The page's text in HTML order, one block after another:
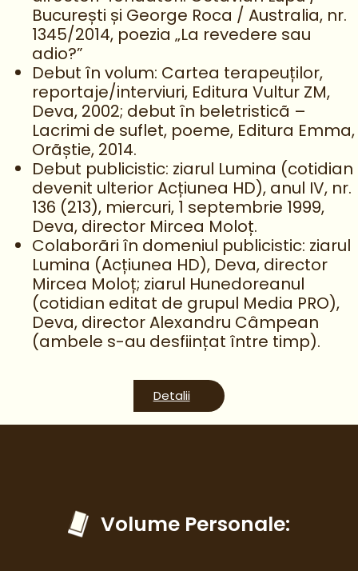
București și George Roca / Australia, nr.
1345/2014, poezia „La revedere sau
adio?”
Debut în volum: Cartea terapeuților,
reportaje/interviuri, Editura Vultur ZM,
Deva, 2002; debut în beletristicã –
Lacrimi de suflet, poeme, Editura Emma,
Orãștie, 2014.
Debut publicistic: ziarul Lumina (cotidian
devenit ulterior Acțiunea HD), anul IV, nr.
136 (213), miercuri, 1 septembrie 1999,
Deva, director Mircea Moloț.
Colaborãri în domeniul publicistic: ziarul
Lumina (Acțiunea HD), Deva, director
Mircea Moloț; ziarul Hunedoreanul
(cotidian editat de grupul Media PRO),
Deva, director Alexandru Câmpean
(ambele s-au desființat între timp).
Detalii
Volume Personale: